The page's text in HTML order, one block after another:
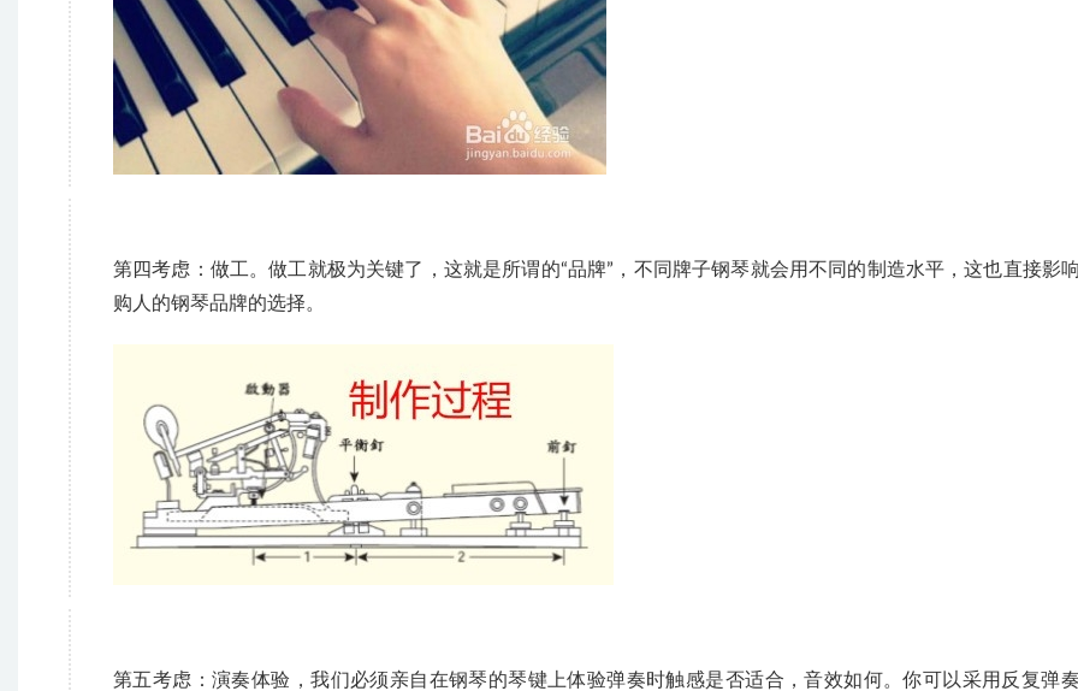
第四考虑：做工。做工就极为关键了，这就是所谓的“品牌”，不同牌子钢琴就会用不同的制造水平，这也直接影
购人的钢琴品牌的选择。
第五考虑：演奏体验，我们必须亲自在钢琴的琴键上体验弹奏时触感是否适合，音效如何。你可以采用反复弹